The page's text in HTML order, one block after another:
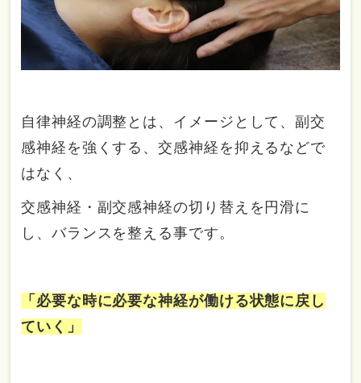
自律神経の調整とは、イメージとして、副交
感神経を強くする、交感神経を抑えるなどで
はなく、
交感神経・副交感神経の切り替えを円滑に
し、バランスを整える事です。
「必要な時に必要な神経が働ける状態に戻し
ていく」